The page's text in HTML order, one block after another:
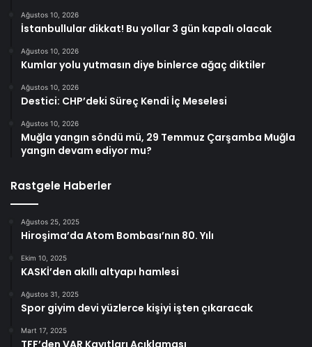
Ağustos 10, 2026
İstanbullular dikkat! Bu yollar 3 gün kapalı olacak
Ağustos 10, 2026
Kumlar yolu yutmasın diye binlerce ağaç diktiler
Ağustos 10, 2026
Destici: CHP’deki Süreç Kendi İç Meselesi
Ağustos 10, 2026
Muğla yangın söndü mü, 29 Temmuz Çarşamba Muğla
yangın devam ediyor mu?
Rastgele Haberler
Ağustos 25, 2025
Hiroşima’da Atom Bombası’nın 80. Yılı
Ekim 10, 2025
KASKİ’den akıllı altyapı hamlesi
Ağustos 31, 2025
Spor giyim devi yüzlerce kişiyi işten çıkaracak
Mart 17, 2025
TFF’den VAR Kayıtları Açıklaması